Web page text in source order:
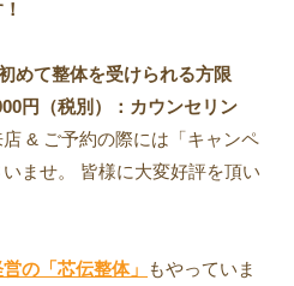
めて整体を受けられる方限
円（税別）：カウンセリン
店 & ご予約の際には「キャンペ
ませ。 皆様に大変好評を頂い
の「芯伝整体」
もやっていま